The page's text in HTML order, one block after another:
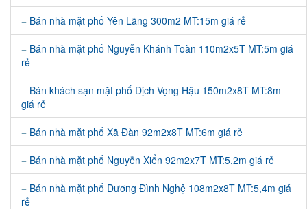
Bán nhà mặt phố Yên Lãng 300m2 MT:15m giá rẻ
Bán nhà mặt phố Nguyễn Khánh Toàn 110m2x5T MT:5m giá
rẻ
Bán khách sạn mặt phố Dịch Vọng Hậu 150m2x8T MT:8m
giá rẻ
Bán nhà mặt phố Xã Đàn 92m2x8T MT:6m giá rẻ
Bán nhà mặt phố Nguyễn Xiển 92m2x7T MT:5,2m giá rẻ
Bán nhà mặt phố Dương Đình Nghệ 108m2x8T MT:5,4m giá
rẻ